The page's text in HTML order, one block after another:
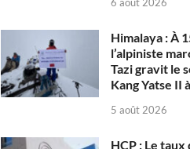
Himalaya : À
l’alpiniste
Tazi gravit le
Kang Yatse II
5 août 2026
HCP : Le taux